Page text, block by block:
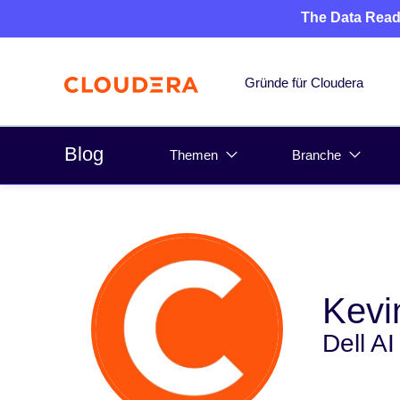
The Data
Gründe für Cloudera
Blog Themen Branche
Dell